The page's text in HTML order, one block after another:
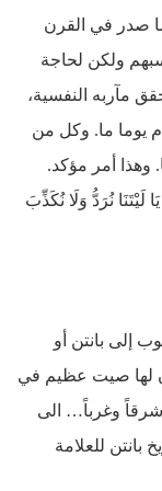
صدر في القرن
ولكن لحاجة
مآربه النفسية،
يوما ما. وكل من
وهذا أمر مؤكد.
لَيْتَنَا نُرَدُّ وَلَا نُكَذِّبَ
إلى بانتن أو
لها صيت عظيم في
شرقاً وغرباً… الى
للعلامة